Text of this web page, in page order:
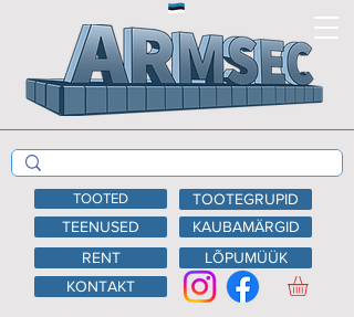
TEENUSED
KAUBAMÄRGID
RENT
LÕPUMÜÜK
KONTAKT
TOOTED TOOTEGRUPID